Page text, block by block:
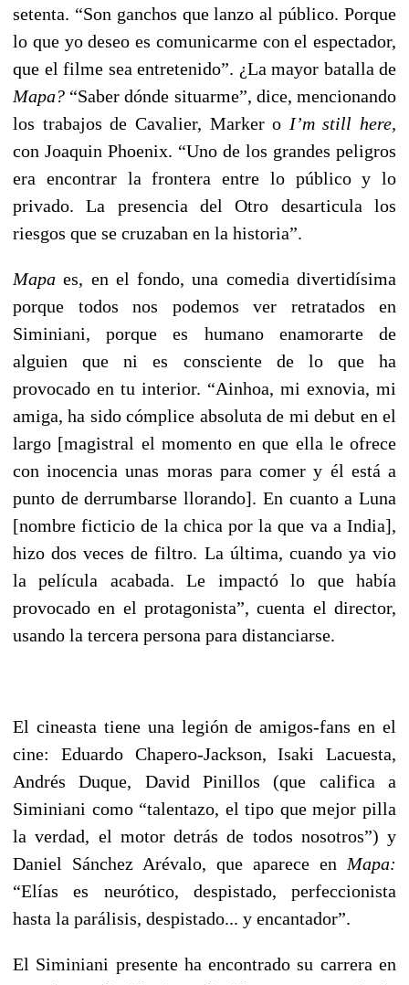
setenta. “Son ganchos que lanzo al público. Porque
lo que yo deseo es comunicarme con el espectador,
que el filme sea entretenido”. ¿La mayor batalla de
Mapa? “Saber dónde situarme”, dice, mencionando
los trabajos de Cavalier, Marker o I’m still here,
con Joaquin Phoenix. “Uno de los grandes peligros
era encontrar la frontera entre lo público y lo
privado. La presencia del Otro desarticula los
riesgos que se cruzaban en la historia”.
Mapa es, en el fondo, una comedia divertidísima
porque todos nos podemos ver retratados en
Siminiani, porque es humano enamorarte de
alguien que ni es consciente de lo que ha
provocado en tu interior. “Ainhoa, mi exnovia, mi
amiga, ha sido cómplice absoluta de mi debut en el
largo [magistral el momento en que ella le ofrece
con inocencia unas moras para comer y él está a
punto de derrumbarse llorando]. En cuanto a Luna
[nombre ficticio de la chica por la que va a India],
hizo dos veces de filtro. La última, cuando ya vio
la película acabada. Le impactó lo que había
provocado en el protagonista”, cuenta el director,
usando la tercera persona para distanciarse.
El cineasta tiene una legión de amigos-fans en el
cine: Eduardo Chapero-Jackson, Isaki Lacuesta,
Andrés Duque, David Pinillos (que califica a
Siminiani como “talentazo, el tipo que mejor pilla
la verdad, el motor detrás de todos nosotros”) y
Daniel Sánchez Arévalo, que aparece en Mapa:
“Elías es neurótico, despistado, perfeccionista
hasta la parálisis, despistado... y encantador”.
El Siminiani presente ha encontrado su carrera en